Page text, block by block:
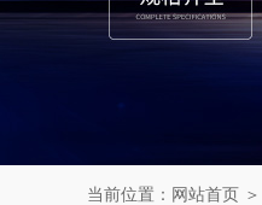
当前位置： 网站首页 ＞